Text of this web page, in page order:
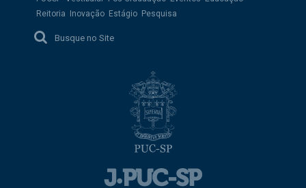
Reitoria
Inovação Estágio Pesquisa
Busque no Site